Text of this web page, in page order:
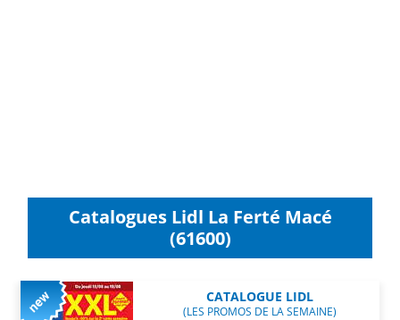
Catalogues Lidl La Ferté Macé
(61600)
CATALOGUE LIDL
(LES PROMOS DE LA SEMAINE)